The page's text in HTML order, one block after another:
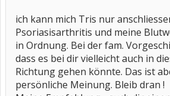
ich kann mich Tris nur
Psoriasisarthritis und meine
in Ordnung. Bei der fam.
dass es bei dir vielleicht auch in
Richtung gehen könnte. Das ist
persönliche Meinung. Bleib dran !